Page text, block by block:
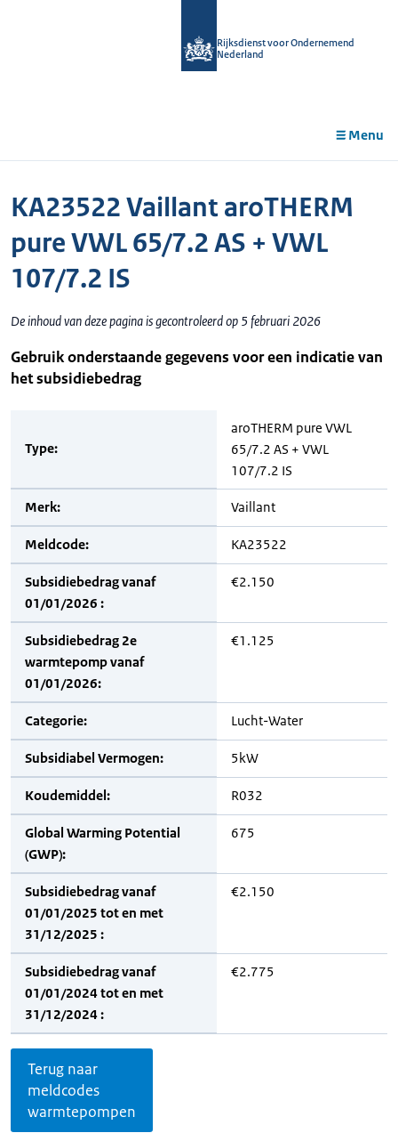
Rijksdienst voor Ondernemend
Nederland
Menu
KA23522 Vaillant aroTHERM
pure VWL 65/7.2 AS + VWL
107/7.2 IS
De inhoud van deze pagina is gecontroleerd op 5 februari 2026
Gebruik onderstaande gegevens voor een indicatie van
het subsidiebedrag
Type:
aroTHERM pure VWL
65/7.2 AS + VWL
107/7.2 IS
Merk: Vaillant
Meldcode: KA23522
Subsidiebedrag vanaf
01/01/2026 :
€2.150
Subsidiebedrag 2e
warmtepomp vanaf
01/01/2026:
€1.125
Categorie: Lucht-Water
Subsidiabel Vermogen: 5kW
Koudemiddel: R032
Global Warming Potential
(GWP):
675
Subsidiebedrag vanaf
01/01/2025 tot en met
31/12/2025 :
€2.150
Subsidiebedrag vanaf
01/01/2024 tot en met
31/12/2024 :
€2.775
Terug naar
meldcodes
warmtepompen